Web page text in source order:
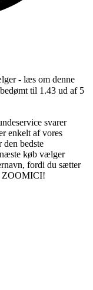
- læs om denne
til 1.43 ud af 5
svarer
enkelt af vores
bedste
køb vælger
fordi du sætter
ZOOMICI!